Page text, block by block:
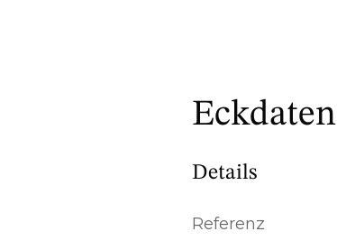
Eckdaten
Details
Referenz